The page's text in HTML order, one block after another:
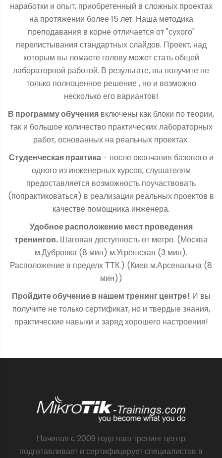
наработки и опыт, приобретенный в сложных проектах
на протяжении более 15 лет. Наша методика
преподавания в корне отличается от "сухого"
перелистывания стандартных слайдов. Проект, над
которым вы ломаете голову может стать общей
лабораторной работой. В результате, вы получите не
только полноценное решение , но и возможно
несколько его вариантов!
В программу обучения включены как блоки по теории,
так и большое количество практических лабораторных
работ, основанных на реальных проектах.
Студенческая практика- после окончания базового и
одного из инженерных курсов, слушателям
предоставляется возможность поучаствовать
(попрактиковаться) в реализации реальных проектов в
качестве помощника инженера.
Удобное расположение мест проведения
тренингов. Шаговая доступность от метро. (Москва
м.Дубровка (8 мин) м.Угрешская (3 мин).
Расположение в пределх ТТК.) (Киев м.Арсенальна (8
мин))
Пройдите обучение в нашем тренинг центре! И вы
получите не только сертификат, но и твердые знания,
практические навыки и заряд хорошего настроения!
Начиная с 2009 года наш тренинг центр
подготавливает и сертифицирует специалистов в